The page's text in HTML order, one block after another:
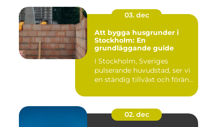
03. dec
Att bygga husgrunder i
Stockholm: En
grundläggande guide
I Stockholm, Sveriges
pulserande huvudstad, ser vi
en ständig tillväxt och förän...
02. dec